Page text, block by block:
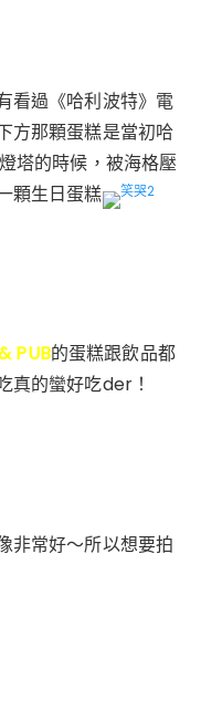
看過《哈利波特》電
方那顆蛋糕是當初哈
塔的時候，被海格壓
顆生日蛋糕
PUB的蛋糕跟飲品都
真的蠻好吃der！
非常好～所以想要拍